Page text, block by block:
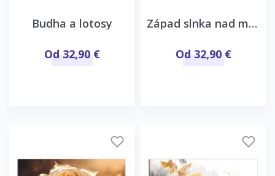
Budha a lotosy
Od 32,90 €
Západ slnka nad morom
Od 32,90 €